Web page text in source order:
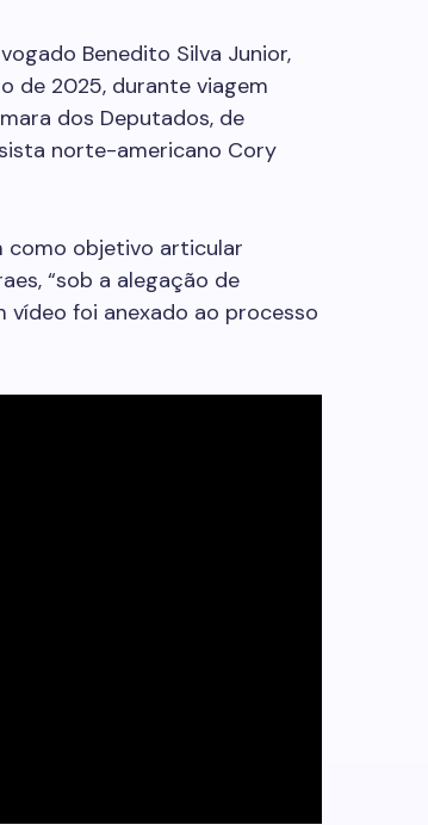
Benedito Silva Junior,
de 2025, durante viagem
dos Deputados, de
norte-americano Cory
como objetivo articular
“sob a alegação de
vídeo foi anexado ao processo